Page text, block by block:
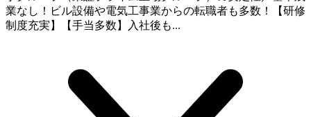
業なし！ビル設備や電気工事業からの転職者も多数！【研修
制度充実】【手当多数】入社後も...